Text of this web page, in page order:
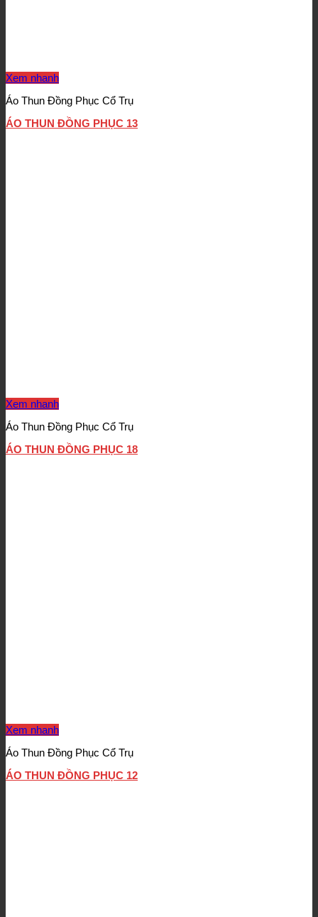
Xem nhanh
Áo Thun Đồng Phục Cổ Trụ
ÁO THUN ĐỒNG PHỤC 13
Xem nhanh
Áo Thun Đồng Phục Cổ Trụ
ÁO THUN ĐỒNG PHỤC 18
Xem nhanh
Áo Thun Đồng Phục Cổ Trụ
ÁO THUN ĐỒNG PHỤC 12